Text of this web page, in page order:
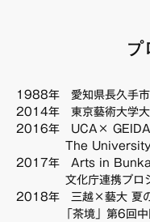
プ
1988年 愛知県長久手市
2014年 東京藝術大学大
2016年 UCA×
The University
2017年 Arts in
文化庁連携プロジ
2018年 三越×藝大 夏の
「茶境」第6回中国茶